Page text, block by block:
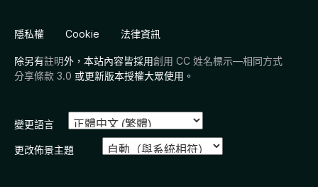
隱私權 Cookie 法律資訊
除另有註明外，本站內容皆採用創用 CC 姓名標示—相同方式
分享條款 3.0 或更新版本授權大眾使用。
變更語言
更改佈景主題